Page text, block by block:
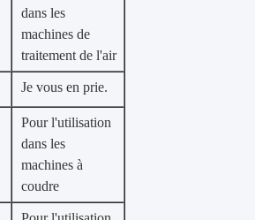
dans les
machines de
traitement de l'air
Je vous en prie.
Pour l'utilisation
dans les
machines à
coudre